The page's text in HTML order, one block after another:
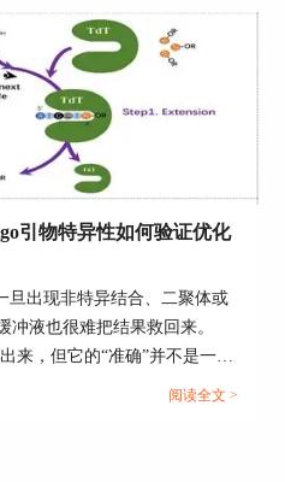
引物特异性与一致性检查”，
引物特异性如何验证优化
旦出现非特异结合、二聚体或
冲液也很难把结果救回来。
来，但它的“准确”并不是一个
是否可靠、参数是否贴近实验
阅读全文 >